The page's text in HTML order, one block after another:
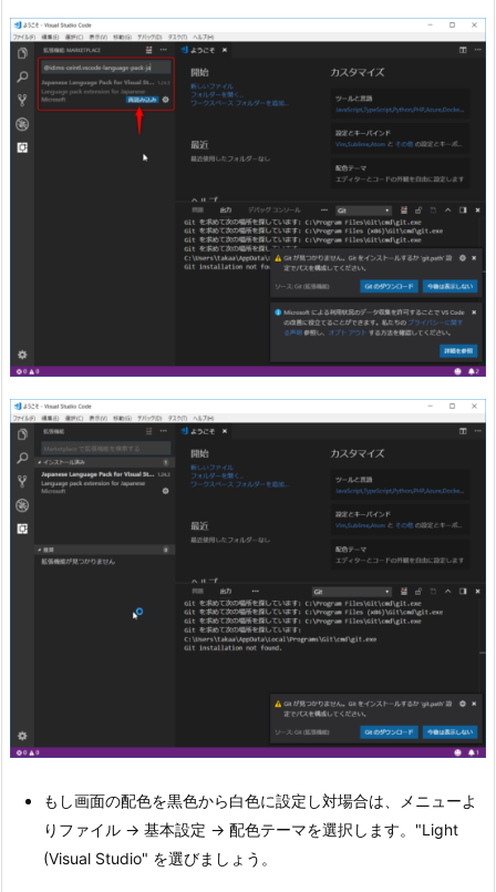
もし画面の配色を黒色から白色に設定し対場合は、メニューよ
りファイル → 基本設定 → 配色テーマを選択します。"Light
(Visual Studio" を選びましょう。